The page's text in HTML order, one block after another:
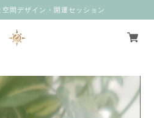
間デザイン・開運セッション